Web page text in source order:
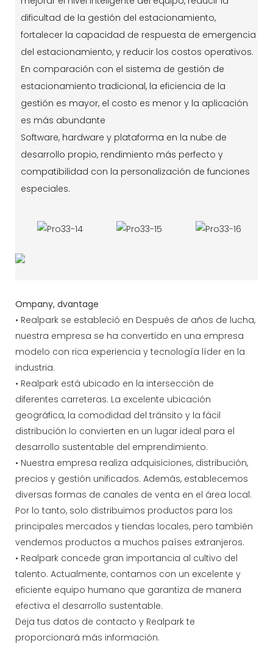
dificultad de la gestión del estacionamiento,
fortalecer la capacidad de respuesta de emergencia
del estacionamiento, y reducir los costos operativos.
En comparación con el sistema de gestión de
estacionamiento tradicional, la eficiencia de la
gestión es mayor, el costo es menor y la aplicación
es más abundante
Software, hardware y plataforma en la nube de
desarrollo propio, rendimiento más perfecto y
compatibilidad con la personalización de funciones
especiales.
Ompany, dvantage
• Realpark se estableció en Después de años de lucha,
nuestra empresa se ha convertido en una empresa
modelo con rica experiencia y tecnología líder en la
industria.
• Realpark está ubicado en la intersección de
diferentes carreteras. La excelente ubicación
geográfica, la comodidad del tránsito y la fácil
distribución lo convierten en un lugar ideal para el
desarrollo sustentable del emprendimiento.
• Nuestra empresa realiza adquisiciones, distribución,
precios y gestión unificados. Además, establecemos
diversas formas de canales de venta en el área local.
Por lo tanto, solo distribuimos productos para los
principales mercados y tiendas locales, pero también
vendemos productos a muchos países extranjeros.
• Realpark concede gran importancia al cultivo del
talento. Actualmente, contamos con un excelente y
eficiente equipo humano que garantiza de manera
efectiva el desarrollo sustentable.
Deja tus datos de contacto y Realpark te
proporcionará más información.